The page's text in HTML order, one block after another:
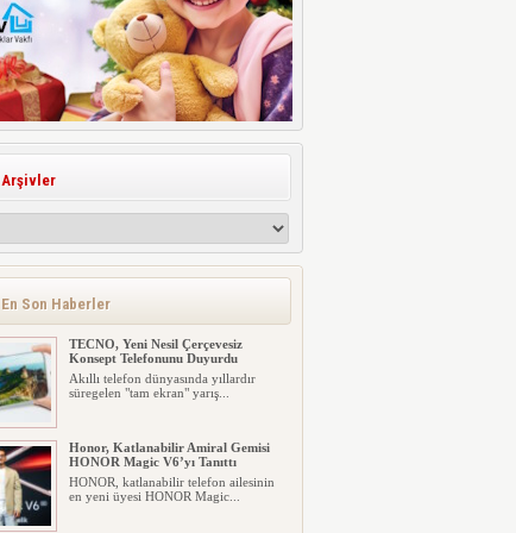
Arşivler
En Son Haberler
TECNO, Yeni Nesil Çerçevesiz
Konsept Telefonunu Duyurdu
Akıllı telefon dünyasında yıllardır
süregelen "tam ekran" yarış...
Honor, Katlanabilir Amiral Gemisi
HONOR Magic V6’yı Tanıttı
HONOR, katlanabilir telefon ailesinin
en yeni üyesi HONOR Magic...